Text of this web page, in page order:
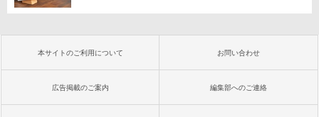
本サイトのご利用について お問い合わせ
広告掲載のご案内 編集部へのご連絡